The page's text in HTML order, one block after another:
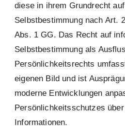
diese in ihrem Grundrecht
Selbstbestimmung nach Art.
Abs. 1 GG. Das Recht auf
Selbstbestimmung als
Persönlichkeitsrechts
eigenen Bild und ist
moderne Entwicklungen
Persönlichkeitsschutzes
Informationen.